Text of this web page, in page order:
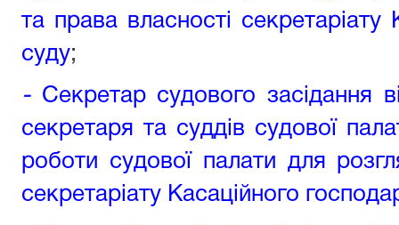
та права власності секретаріату
суду;
- Секретар судового засідання
секретаря та суддів судової
роботи судової палати для
секретаріату Касаційного